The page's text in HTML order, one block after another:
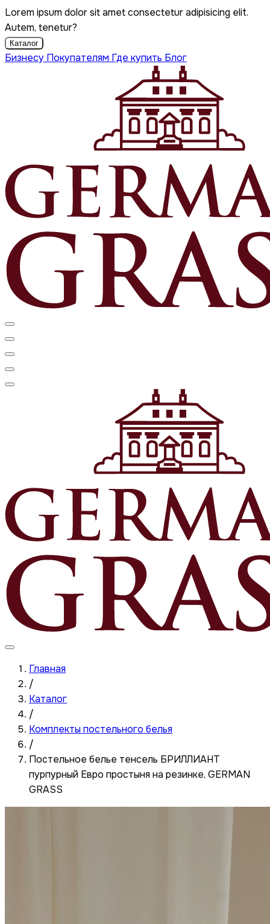
Lorem ipsum dolor sit amet consectetur adipisicing elit.
Autem, tenetur?
Каталог
Бизнесу Покупателям Где купить Блог
Главная
/
Каталог
/
Комплекты постельного белья
/
Постельное белье тенсель БРИЛЛИАНТ
пурпурный Евро простыня на резинке, GERMAN
GRASS